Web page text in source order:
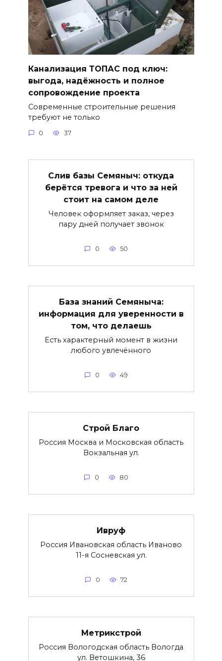
Канализация ТОПАС под ключ:
выгода, надёжность и полное
сопровождение проекта
Современные строительные решения
требуют не только
0 37
Слив базы Семяныч: откуда
берётся тревога и что за ней
стоит на самом деле
Человек оформляет заказ, через
пару дней получает звонок
0 50
База знаний Семяныча:
информация для уверенности в
том, что делаешь
Есть характерный момент в жизни
любого увлечённого
0 49
Строй Благо
Россия Москва и Московская область
Вокзальная ул.
0 80
Ивруф
Россия Ивановская область Иваново
11-я Сосневская ул.
0 72
Метрикстрой
Россия Вологодская область Вологда
ул. Ветошкина, 36